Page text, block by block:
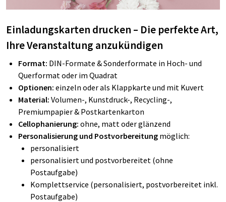
Einladungskarten drucken – Die perfekte Art,
Ihre Veranstaltung anzukündigen
Format: DIN-Formate & Sonderformate in Hoch- und
Querformat oder im Quadrat
Optionen: einzeln oder als Klappkarte und mit Kuvert
Material: Volumen-, Kunstdruck-, Recycling-,
Premiumpapier & Postkartenkarton
Cellophanierung: ohne, matt oder glänzend
Personalisierung und Postvorbereitung möglich:
personalisiert
personalisiert und postvorbereitet (ohne
Postaufgabe)
Komplettservice (personalisiert, postvorbereitet inkl.
Postaufgabe)